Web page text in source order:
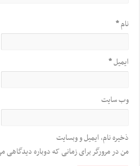
نام*
ایمیل*
وب‌ سایت
ذخیره نام، ایمیل و وبسایت
من در مرورگر برای زمانی که دوباره دیدگاهی